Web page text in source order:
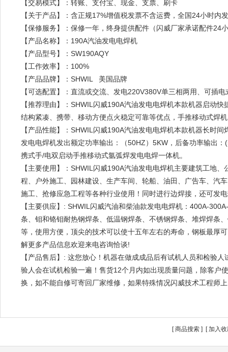
【交易模式】：转账、支付宝、现金、支票、刷卡
【关于产品】：含正规17%增值税发票不含运费，全国24小时内
【保修服务】：保修一年，终身提供配件（闪威厂家承诺配件24
【产品名称】：190A汽油发电电焊机
【产品型号】：SW190AQY
【工作效率】：100%
【产品品牌】：SHWIL 美国品牌
【可选配置】：直流或交流、发电220V380V单三相两用、可插
【推荐理由】：SHWIL闪威190A汽油发电电焊机本款机器启动
结构紧凑、携带、移动方便点火稳定可靠等优点，手推移动式焊
【产品性能】：SHWIL闪威190A汽油发电电焊机本款机器长时
发电电焊机发出额定功率输出：（50HZ）5KW，后备功率输出
携式手/电双启动手推移动式氩弧焊发电电焊一体机。
【主要使用】：SHWIL闪威190A汽油发电电焊机主要建筑工地
程、户外施工、园林建设、生产车间、轮船、油田、广告车、汽
施工、抢修应急工程等各种行业使用！同时进行边焊接，还可发
【主要供应】: SHWIL闪威汽油和柴油款发电电焊机：400A-
条、钼和铬钼耐热钢焊条、低温钢焊条、不锈钢焊条、堆焊焊条
等，使用方便，顶尖的技术可以使十五年左右的寿命，钢板最
解更多产品信息欢迎来电咨询恰谈!
【产品售后】: 这您放心！机器在做成成品后有试机人员和检验
验人会在试机检验一遍！售货12个月内如出现质量问题，除客户
换，如不能自修可寄回厂家维修，如果特殊情况闪威技术工程师
[商品搜索 ] [加入